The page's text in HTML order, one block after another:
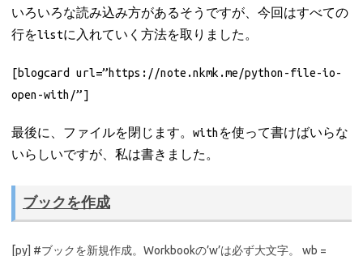
いろいろな読み込み方があるそうですが、今回はすべての
行をlistに入れていく方法を取りました。
[blogcard url=”https://note.nkmk.me/python-file-io-
open-with/”]
最後に、ファイルを閉じます。withを使って書けばいらな
いらしいですが、私は書きました。
ブックを作成
[py] #ブックを新規作成。Workbookの’w’は必ず大文字。 wb =